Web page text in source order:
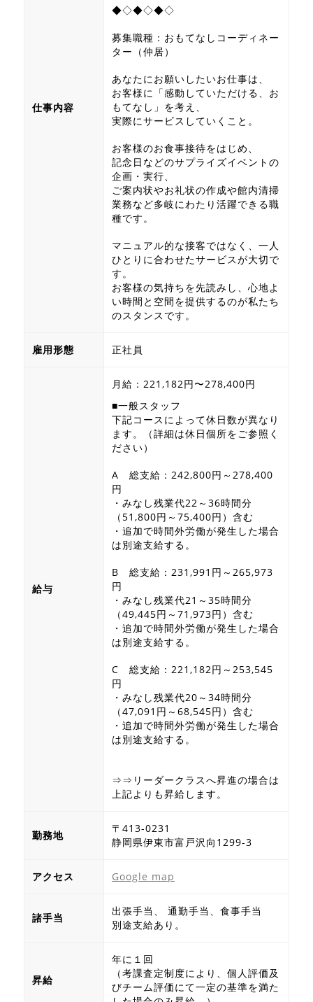
仕事内容
◆◇◆◇◆◇
募集職種：おもてなしコーディネー
ター（仲居）
あなたにお願いしたいお仕事は、
お客様に「感動していただける、お
もてなし」を考え、
実際にサービスしていくこと。
お客様のお食事接待をはじめ、
記念日などのサプライズイベントの
企画・実行、
ご案内状やお礼状の作成や館内清掃
業務など多岐にわたり活躍できる職
種です。
マニュアル的な接客ではなく、一人
ひとりに合わせたサービスが大切で
す。
お客様の気持ちを先読みし、心地よ
い時間と空間を提供するのが私たち
のスタンスです。
雇用形態 正社員
給与
月給：221,182円〜278,400円
■一般スタッフ
下記コースによって休日数が異なり
ます。（詳細は休日個所をご参照く
ださい）
A 総支給：242,800円～278,400
円
・みなし残業代22～36時間分
（51,800円～75,400円）含む
・追加で時間外労働が発生した場合
は別途支給する。
B 総支給：231,991円～265,973
円
・みなし残業代21～35時間分
（49,445円～71,973円）含む
・追加で時間外労働が発生した場合
は別途支給する。
C 総支給：221,182円～253,545
円
・みなし残業代20～34時間分
（47,091円～68,545円）含む
・追加で時間外労働が発生した場合
は別途支給する。
⇒⇒リーダークラスへ昇進の場合は
上記よりも昇給します。
勤務地
〒413-0231
静岡県伊東市富戸沢向1299-3
アクセス Google map
諸手当
出張手当、 通勤手当、食事手当
別途支給あり。
昇給
年に１回
（考課査定制度により、個人評価及
びチーム評価にて一定の基準を満た